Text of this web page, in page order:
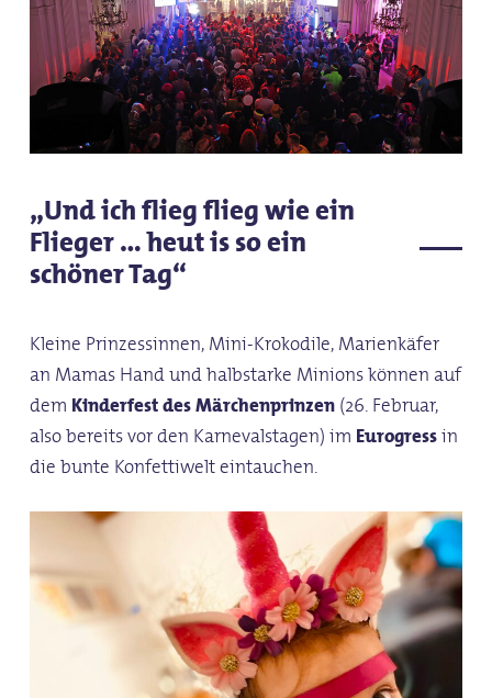
„Und ich flieg flieg wie ein
Flieger … heut is so ein
schöner Tag“
Kleine Prinzessinnen, Mini-Krokodile, Marienkäfer
an Mamas Hand und halbstarke Minions können auf
dem Kinderfest des Märchenprinzen(26. Februar,
also bereits vor den Karnevalstagen) im Eurogressin
die bunte Konfettiwelt eintauchen.